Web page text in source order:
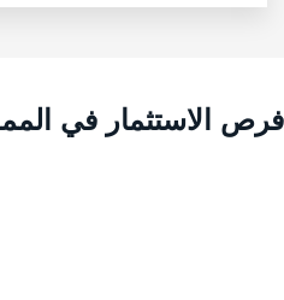
الاستثمار في